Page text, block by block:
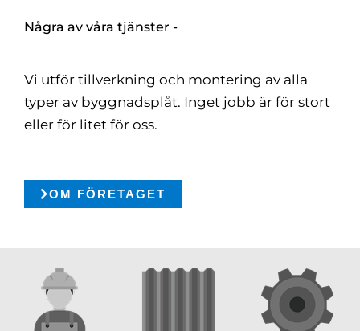
Några av våra tjänster -
Vi utför tillverkning och montering av alla
typer av byggnadsplåt. Inget jobb är för stort
eller för litet för oss.
OM FÖRETAGET